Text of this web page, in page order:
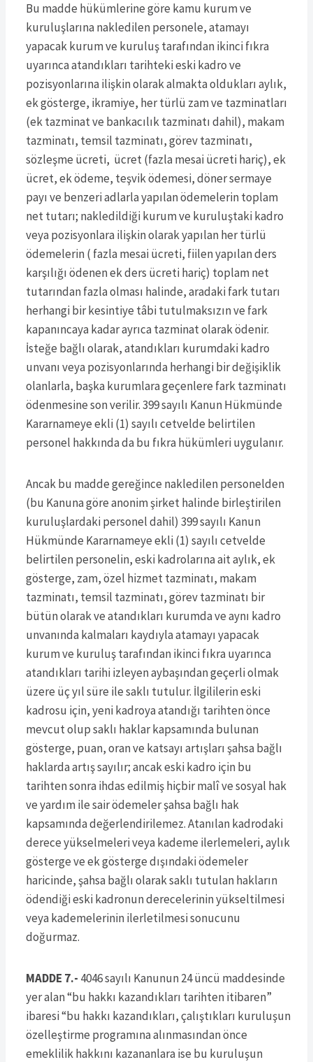
Bu madde hükümlerine göre kamu kurum ve
kuruluşlarına nakledilen personele, atamayı
yapacak kurum ve kuruluş tarafından ikinci fıkra
uyarınca atandıkları tarihteki eski kadro ve
pozisyonlarına ilişkin olarak almakta oldukları aylık,
ek gösterge, ikramiye, her türlü zam ve tazminatları
(ek tazminat ve bankacılık tazminatı dahil), makam
tazminatı, temsil tazminatı, görev tazminatı,
sözleşme ücreti, ücret (fazla mesai ücreti hariç), ek
ücret, ek ödeme, teşvik ödemesi, döner sermaye
payı ve benzeri adlarla yapılan ödemelerin toplam
net tutarı; nakledildiği kurum ve kuruluştaki kadro
veya pozisyonlara ilişkin olarak yapılan her türlü
ödemelerin ( fazla mesai ücreti, fiilen yapılan ders
karşılığı ödenen ek ders ücreti hariç) toplam net
tutarından fazla olması halinde, aradaki fark tutarı
herhangi bir kesintiye tâbi tutulmaksızın ve fark
kapanıncaya kadar ayrıca tazminat olarak ödenir.
İsteğe bağlı olarak, atandıkları kurumdaki kadro
unvanı veya pozisyonlarında herhangi bir değişiklik
olanlarla, başka kurumlara geçenlere fark tazminatı
ödenmesine son verilir. 399 sayılı Kanun Hükmünde
Kararnameye ekli (1) sayılı cetvelde belirtilen
personel hakkında da bu fıkra hükümleri uygulanır.
Ancak bu madde gereğince nakledilen personelden
(bu Kanuna göre anonim şirket halinde birleştirilen
kuruluşlardaki personel dahil) 399 sayılı Kanun
Hükmünde Kararnameye ekli (1) sayılı cetvelde
belirtilen personelin, eski kadrolarına ait aylık, ek
gösterge, zam, özel hizmet tazminatı, makam
tazminatı, temsil tazminatı, görev tazminatı bir
bütün olarak ve atandıkları kurumda ve aynı kadro
unvanında kalmaları kaydıyla atamayı yapacak
kurum ve kuruluş tarafından ikinci fıkra uyarınca
atandıkları tarihi izleyen aybaşından geçerli olmak
üzere üç yıl süre ile saklı tutulur. İlgililerin eski
kadrosu için, yeni kadroya atandığı tarihten önce
mevcut olup saklı haklar kapsamında bulunan
gösterge, puan, oran ve katsayı artışları şahsa bağlı
haklarda artış sayılır; ancak eski kadro için bu
tarihten sonra ihdas edilmiş hiçbir malî ve sosyal hak
ve yardım ile sair ödemeler şahsa bağlı hak
kapsamında değerlendirilemez. Atanılan kadrodaki
derece yükselmeleri veya kademe ilerlemeleri, aylık
gösterge ve ek gösterge dışındaki ödemeler
haricinde, şahsa bağlı olarak saklı tutulan hakların
ödendiği eski kadronun derecelerinin yükseltilmesi
veya kademelerinin ilerletilmesi sonucunu
doğurmaz.
MADDE 7.- 4046 sayılı Kanunun 24 üncü maddesinde
yer alan “bu hakkı kazandıkları tarihten itibaren”
ibaresi “bu hakkı kazandıkları, çalıştıkları kuruluşun
özelleştirme programına alınmasından önce
emeklilik hakkını kazananlara ise bu kuruluşun